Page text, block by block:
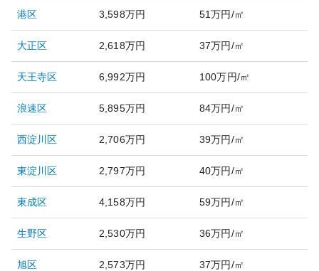
港区 3,598万円 51万円/㎡
大正区 2,618万円 37万円/㎡
天王寺区 6,992万円 100万円/㎡
浪速区 5,895万円 84万円/㎡
西淀川区 2,706万円 39万円/㎡
東淀川区 2,797万円 40万円/㎡
東成区 4,158万円 59万円/㎡
生野区 2,530万円 36万円/㎡
旭区 2,573万円 37万円/㎡